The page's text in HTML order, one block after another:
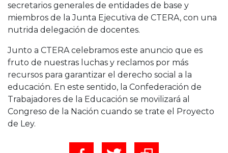
secretarios generales de entidades de base y
miembros de la Junta Ejecutiva de CTERA, con una
nutrida delegación de docentes.
Junto a CTERA celebramos este anuncio que es
fruto de nuestras luchas y reclamos por más
recursos para garantizar el derecho social a la
educación. En este sentido, la Confederación de
Trabajadores de la Educación se movilizará al
Congreso de la Nación cuando se trate el Proyecto
de Ley.